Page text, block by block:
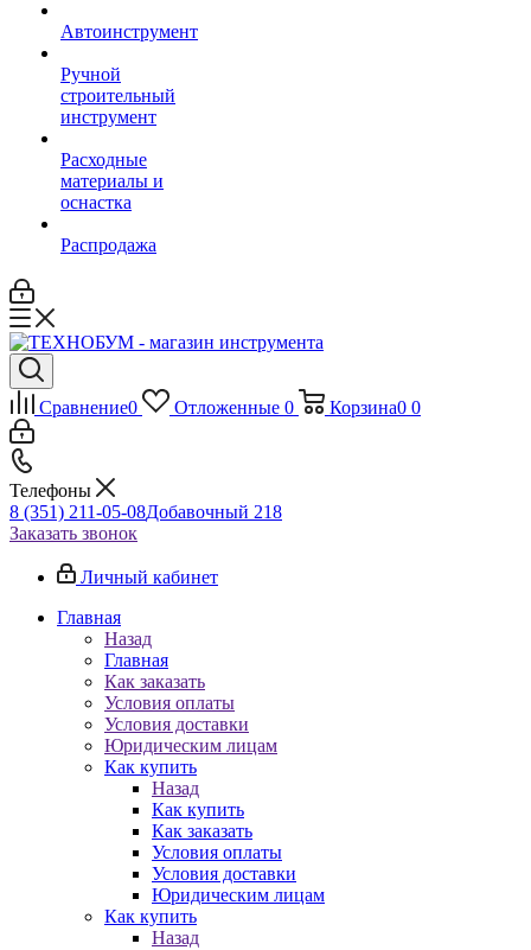
Автоинструмент
Ручной
строительный
инструмент
Расходные
материалы и
оснастка
Распродажа
Сравнение0 Отложенные 0 Корзина0 0
Телефоны
8 (351) 211-05-08Добавочный 218
Заказать звонок
Личный кабинет
Главная
Назад
Главная
Как заказать
Условия оплаты
Условия доставки
Юридическим лицам
Как купить
Назад
Как купить
Как заказать
Условия оплаты
Условия доставки
Юридическим лицам
Как купить
Назад